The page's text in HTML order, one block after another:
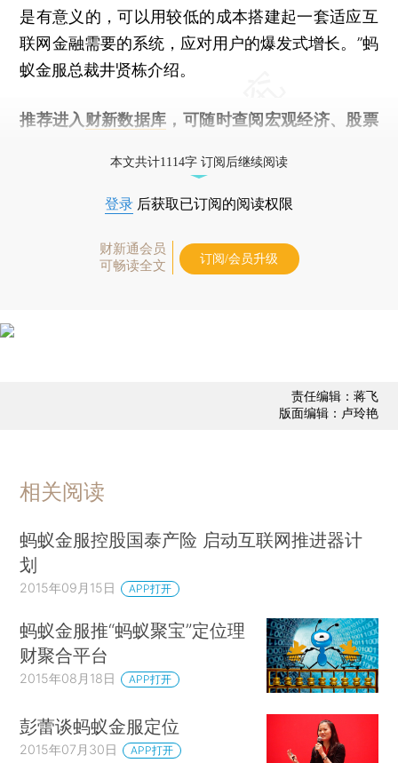
是有意义的，可以用较低的成本搭建起一套适应互
联网金融需要的系统，应对用户的爆发式增长。”蚂
蚁金服总裁井贤栋介绍。
推荐进入 财新数据库 ，可随时查阅宏观经济、股票
本文共计1114字 订阅后继续阅读
登录 后获取已订阅的阅读权限
财新通会员
可畅读全文
订阅/会员升级
责任编辑：蒋飞
版面编辑：卢玲艳
相关阅读
蚂蚁金服控股国泰产险 启动互联网推进器计
划
2015年09月15日 APP打开
蚂蚁金服推“蚂蚁聚宝”定位理
财聚合平台
2015年08月18日 APP打开
彭蕾谈蚂蚁金服定位
2015年07月30日 APP打开